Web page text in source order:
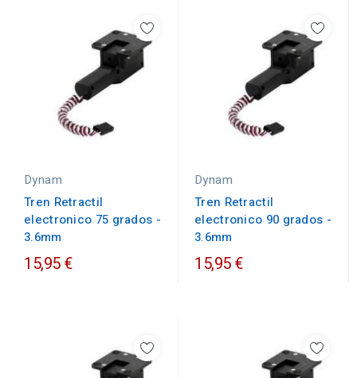
Dynam
Tren Retractil
electronico 75 grados -
3.6mm
15,95 €
Dynam
Tren Retractil
electronico 90 grados -
3.6mm
15,95 €